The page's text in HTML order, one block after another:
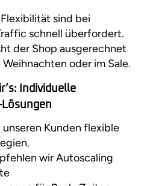
sind bei
schnell überfordert.
der Shop ausgerechnet
oder im Sale.
Individuelle
Kunden flexible
wir Autoscaling